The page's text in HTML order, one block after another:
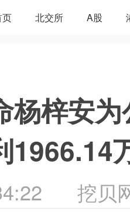
页 北交所 A股
杨梓安
1966.14
挖贝